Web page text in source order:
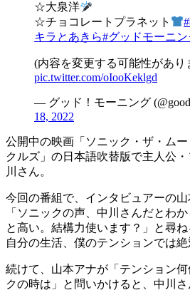
☆大泉洋
☆チョコレートプラネット
キラとあきら#グッドモーニン
(内容を変更する可能性があり
pic.twitter.com/oIooKeklgd
— グッド！モーニング
18, 2022
公開中の映画「ソニック・ザ・ム
クルズ」の日本語吹替版で主人公
川さん。
今回の番組で、インタビュアーの
「ソニックの声、中川さんだとわ
と高い。結構力使います？」と尋
自分の生活、僕のテンションでは絶
続けて、山本アナが「テンション
クの時は」と問いかけると、中川